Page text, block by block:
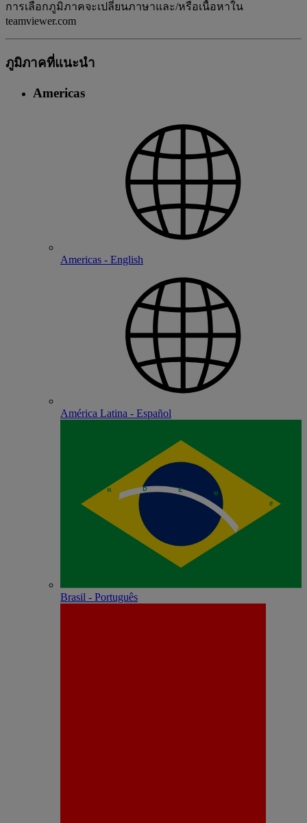
การเลือกภูมิภาคจะเปลี่ยนภาษาและ/หรือเนื้อหาใน
teamviewer.com
ภูมิภาคที่แนะนํา
Americas
Americas - English
América Latina - Español
Brasil - Português